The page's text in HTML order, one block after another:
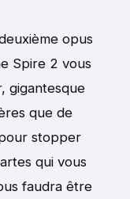
opus
Spire 2 vous
gigantesque
que de
stopper
qui vous
faudra être